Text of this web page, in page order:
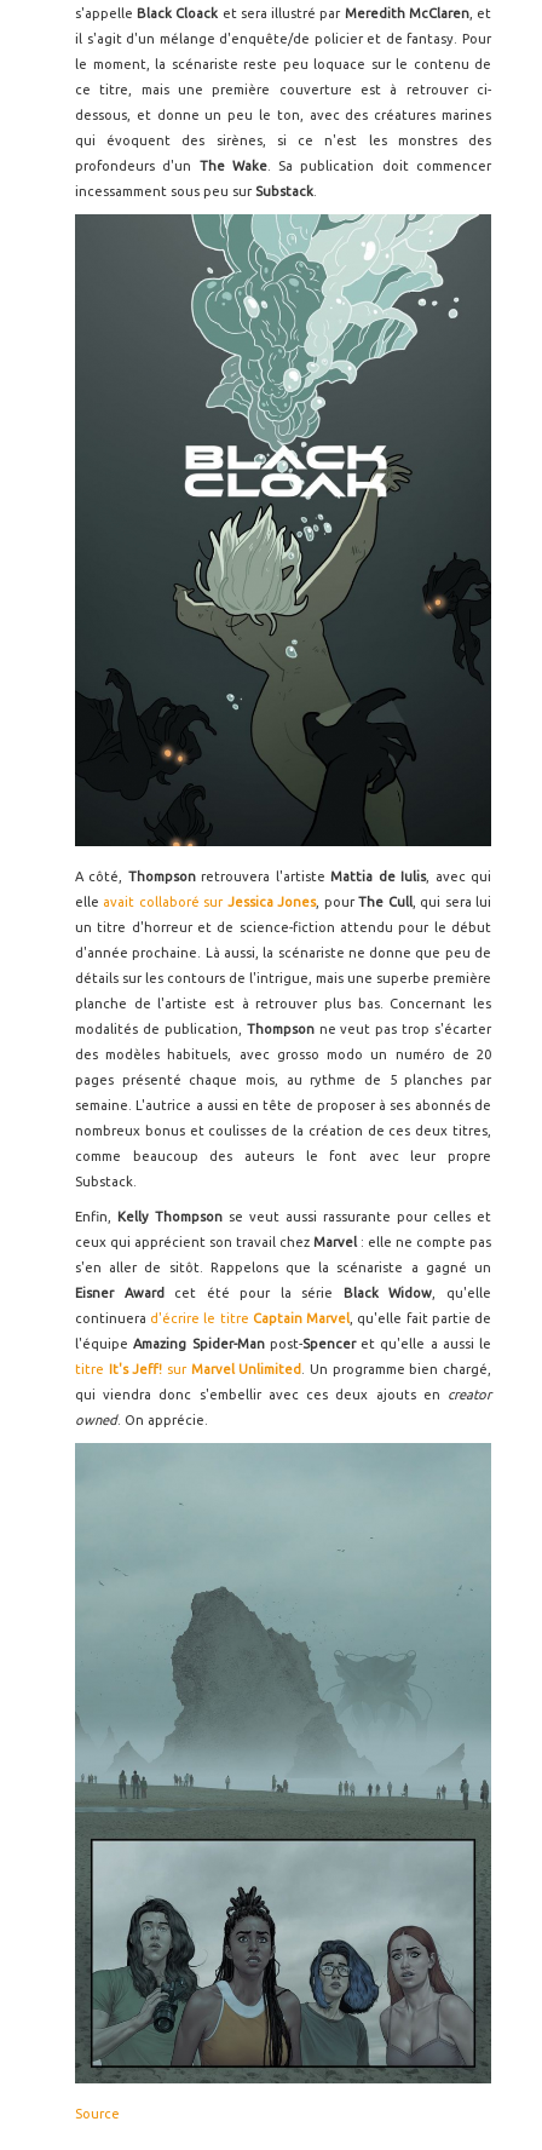
s'appelle Black Cloack et sera illustré par Meredith McClaren, et
il s'agit d'un mélange d'enquête/de policier et de fantasy. Pour
le moment, la scénariste reste peu loquace sur le contenu de
ce titre, mais une première couverture est à retrouver ci-
dessous, et donne un peu le ton, avec des créatures marines
qui évoquent des sirènes, si ce n'est les monstres des
profondeurs d'un The Wake. Sa publication doit commencer
incessamment sous peu sur Substack
A côté, Thompsonretrouvera l'artisteMattia de Iulis, avec qui
elle avait collaboré sur Jessica Jones, pourThe Cull, qui sera lui
un titre d'horreur et de science-fiction attendu pour le début
d'année prochaine. Là aussi, la scénariste ne donne que peu de
détails sur les contours de l'intrigue, mais une superbe première
planche de l'artiste est à retrouver plus bas. Concernant les
modalités de publication, Thompson ne veut pas trop s'écarter
des modèles habituels, avec grosso modo un numéro de 20
pages présenté chaque mois, au rythme de 5 planches par
semaine. L'autrice a aussi en tête de proposer à ses abonnés de
nombreux bonus et coulisses de la création de ces deux titres,
comme beaucoup des auteurs le font avec leur propre
Substack.
Enfin, Kelly Thompson se veut aussi rassurante pour celles et
ceux qui apprécient son travail chez Marvel : elle ne compte pas
s'en aller de sitôt. Rappelons que la scénariste a gagné un
Eisner Award cet été pour la série Black Widow , qu'elle
continuera d'écrire le titre Captain Marvel , qu'elle fait partie de
l'équipeAmazing Spider-Man post-Spenceret qu'elle a aussi le
titre
It's Jeff! sur Marvel Unlimited
. Un programme bien chargé,
qui viendra donc s'embellir avec ces deux ajouts en creator
owned. On apprécie.
Source